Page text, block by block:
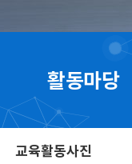
활동마당
교육활동사진